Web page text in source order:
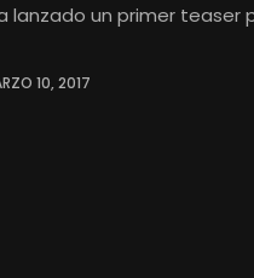
lanzado un primer teaser
10, 2017